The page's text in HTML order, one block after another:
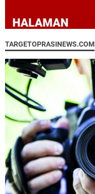
TARGETOPRASINEWS.COM